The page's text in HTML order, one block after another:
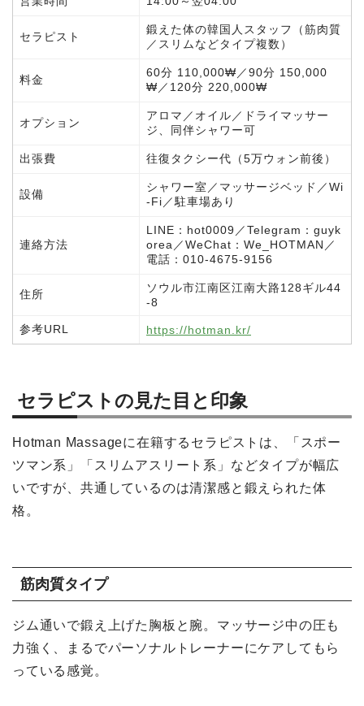
セラピスト
鍛えた体の韓国人スタッフ（筋肉質
／スリムなどタイプ複数）
料金
60分 110,000₩／90分 150,000
₩／120分 220,000₩
オプション
アロマ／オイル／ドライマッサー
ジ、同伴シャワー可
出張費 往復タクシー代（5万ウォン前後）
設備
シャワー室／マッサージベッド／Wi
-Fi／駐車場あり
連絡方法
LINE：hot0009／Telegram：guyk
orea／WeChat：We_HOTMAN／
電話：010-4675-9156
住所
ソウル市江南区江南大路128ギル44
-8
参考URL https://hotman.kr/
セラピストの見た目と印象
Hotman Massageに在籍するセラピストは、「スポー
ツマン系」「スリムアスリート系」などタイプが幅広
いですが、共通しているのは清潔感と鍛えられた体
格。
筋肉質タイプ
ジム通いで鍛え上げた胸板と腕。マッサージ中の圧も
力強く、まるでパーソナルトレーナーにケアしてもら
っている感覚。